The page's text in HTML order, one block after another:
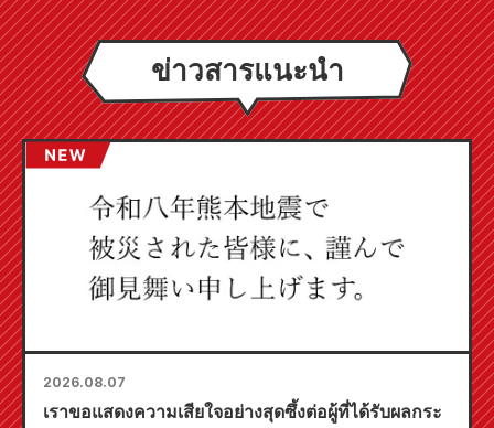
ข่าวสารแนะนำ
2026.08.07
เราขอแสดงความเสียใจอย่างสุดซึ้งต่อผู้ที่ได้รับผลกระ